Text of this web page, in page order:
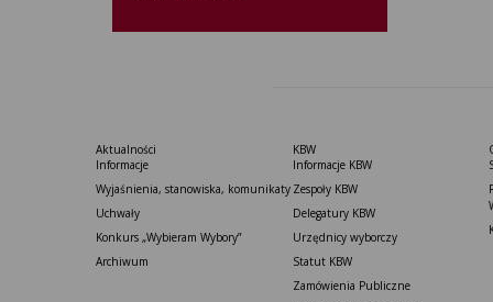
Aktualności
Informacje
Wyjaśnienia, stanowiska, komunikaty
Uchwały
Konkurs „Wybieram Wybory”
Archiwum
KBW
Informacje KBW
Zespoły KBW
Delegatury ​KBW
Urzędnicy wyborczy
Statut K​BW
Zamówienia Publiczne